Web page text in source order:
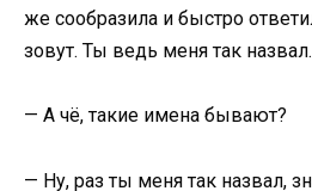
же сообразила и быстро
зовут. Ты ведь меня так назвал.
— А чё, такие имена бывают?
— Ну, раз ты меня так назвал,